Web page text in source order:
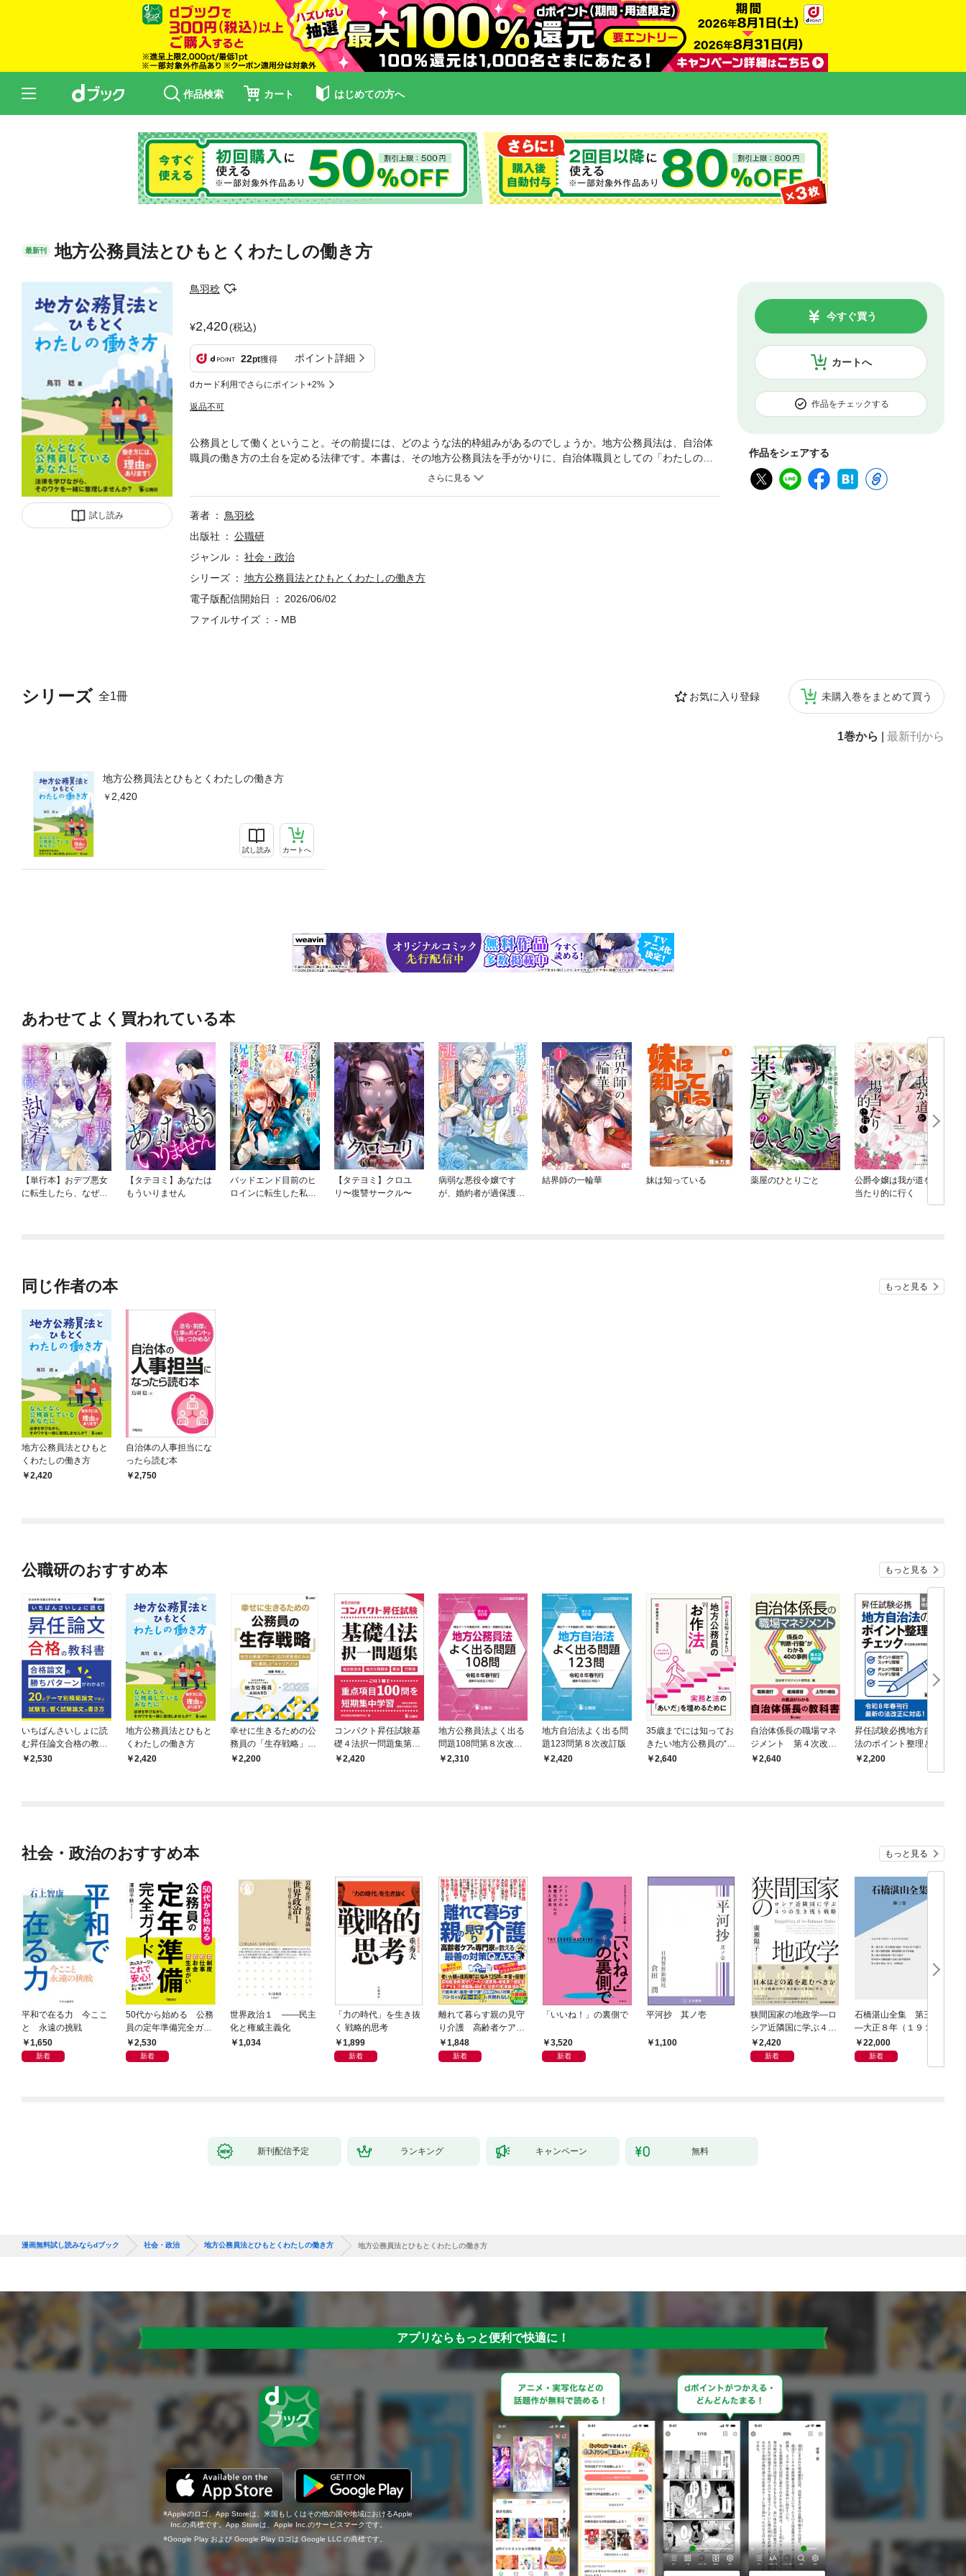
作品検索 カート はじめての方へ
最新刊 地方公務員法とひもとくわたしの働き方
試し読み
鳥羽稔
2,420(税込)
22pt獲得 ポイント詳細
dカード利用でさらにポイント+2%
返品不可
カートへ
今すぐ買う
作品をチェックする
作品をシェアする
シリーズ 全1冊 お気に入り登録 未購入巻をまとめて買う
1巻から 最新刊から
地方公務員法とひもとくわたしの働き方
2,420
試し読み カートへ
公務員として働くということ。その前提には、どのような法的枠組みがあるのでしょうか。地方公務員法は、自治体
職員の働き方の土台を定める法律です。本書は、その地方公務員法を手がかりに、自治体職員としての「わたしの働
き方」をひもとく一冊。身分や服務、分限・懲戒といった基本事項に加え、給与や休暇などの処遇、さらには育成や
働き方に引き寄せて考える。そこから、自分の働き方の“理由（ワケ）”が見えてきます。なんとなく公務員として働い
ている——そんなあなたにこそ、手に取ってほしい。地方公務員法は、あなたを縛るためのものではありません。安
礎にもつながります。働き方の理由を、自分の言葉で語れるようになるための一冊です。
著者
鳥羽稔
出版社
公職研
ジャンル
社会・政治
シリーズ
地方公務員法とひもとくわたしの働き方
電子版配信開始日
2026/06/02
ファイルサイズ
- MB
あわせてよく買われている本
【単行本】おデブ悪女
に転生したら、なぜか
【タテヨミ】あなたは
もういりません
バッドエンド目前のヒ
ロインに転生した私、
【タテヨミ】クロユ
リ〜復讐サークル〜
病弱な悪役令嬢です
が、婚約者が過保護す
結界師の一輪華 妹は知っている 薬屋のひとりごと
公爵令嬢は我が道を場
当たり的に行く
同じ作者の本 もっと見る
地方公務員法とひもと
くわたしの働き方
2,420
自治体の人事担当にな
ったら読む本
2,750
公職研のおすすめ本 もっと見る
いちばんさいしょに読
む昇任論文合格の教科
書2,530
地方公務員法とひもと
くわたしの働き方
2,420
幸せに生きるための公
務員の「生存戦略」―
地方公務員アワード20
2,200
コンパクト昇任試験基
礎４法択一問題集第５
次改訂版
2,420
地方公務員法よく出る
問題108問第８次改訂
版2,310
地方自治法よく出る問
題123問第８次改訂版
2,420
35歳までには知ってお
きたい地方公務員の“お
作法”
2,640
自治体係長の職場マネ
ジメント 第４次改訂
版2,640
昇任試験必携地方自治
法のポイント整理とチ
ェック 第３次改訂版
2,200
社会・政治のおすすめ本 もっと見る
平和で在る力 今ここ
と 永遠の挑戦
1,650
新着
50代から始める 公務
員の定年準備完全ガイ
ド2,530
新着
世界政治１ ――民主
化と権威主義化
1,034
「力の時代」を生き抜
く 戦略的思考
1,899
新着
離れて暮らす親の見守
り介護 高齢者ケアの
専門家が教える最善の
対策Q＆A大全
1,848
新着
「いいね！」の裏側で
3,520
新着
平河抄 其ノ壱
1,100
狭間国家の地政学―ロ
シア近隣国に学ぶ４つ
の生き残り戦略
2,420
新着
石橋湛山全集 第三巻
―大正８年（１９１
９）－大正９年（１９
２０）
22,000
新着
新刊配信予定 ランキング キャンペーン 無料
漫画無料試し読みならdブック 社会・政治 地方公務員法とひもとくわたしの働き方 地方公務員法とひもとくわたしの働き方
アプリならもっと便利で快適に！
Appleのロゴ、App Storeは、米国もしくはその他の国や地域におけるApple
Inc.の商標です。App Storeは、Apple Inc.のサービスマークです。
Google Play および Google Play ロゴは Google LLC の商標です。